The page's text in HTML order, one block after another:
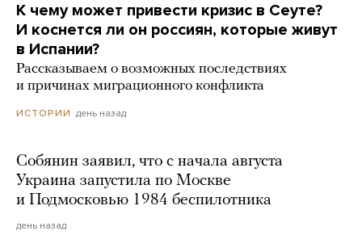
К чему может привести кризис в Сеуте?
И коснется ли он россиян, которые живут
в Испании?
Рассказываем о возможных последствиях
и причинах миграционного конфликта
ИСТОРИИ день назад
Собянин заявил, что с начала августа
Украина запустила по Москве
и Подмосковью 1984 беспилотника
день назад